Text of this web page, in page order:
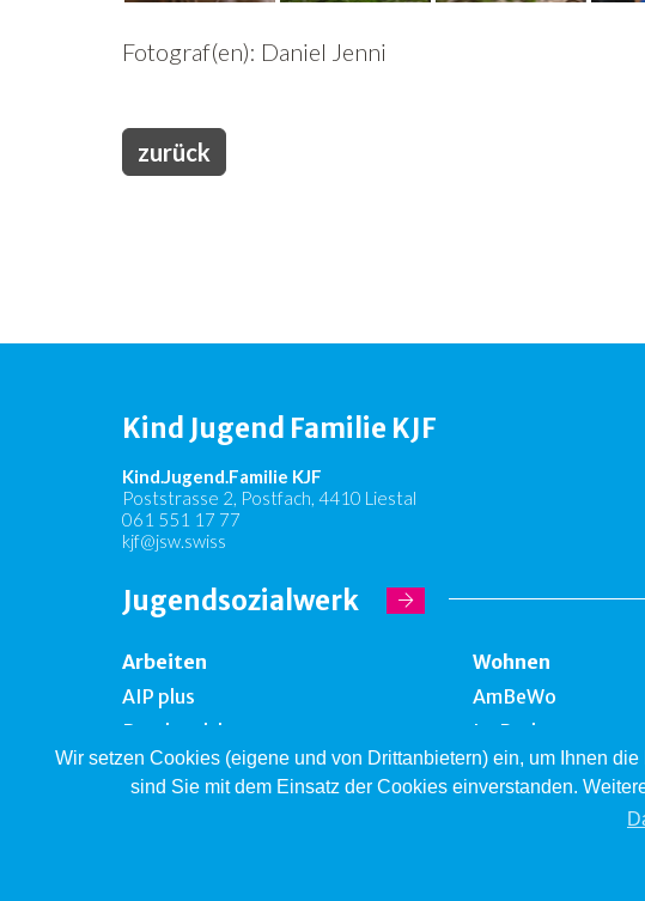
Wir setzen Cookies (eigene und von Drittanbietern) ein, um Ihnen
sind Sie mit dem Einsatz der Cookies einverstanden.
Fotograf(en): Daniel Jenni
zurück
Kind Jugend Familie KJF
Kind.Jugend.Familie KJF
Poststrasse 2, Postfach, 4410 Liestal
061 551 17 77
kjf@jsw.swiss
Jugendsozialwerk
Arbeiten
AIP plus
Bernhardsberg
Take off
Brockenhallen
Wohnen
AmBeWo
Im Park
Falkennest
Bernhardsberg